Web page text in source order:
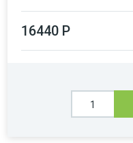
16440 Р